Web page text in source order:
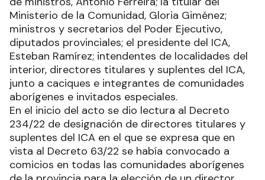
Ministerio de la Comunidad, Gloria Giménez;
ministros y secretarios del Poder Ejecutivo,
diputados provinciales; el presidente del ICA,
Esteban Ramírez; intendentes de localidades del
interior, directores titulares y suplentes del ICA,
junto a caciques e integrantes de comunidades
aborígenes e invitados especiales.
En el inicio del acto se dio lectura al Decreto
234/22 de designación de directores titulares y
suplentes del ICA en el que se expresa que en
vista al Decreto 63/22 se había convocado a
comicios en todas las comunidades aborígenes